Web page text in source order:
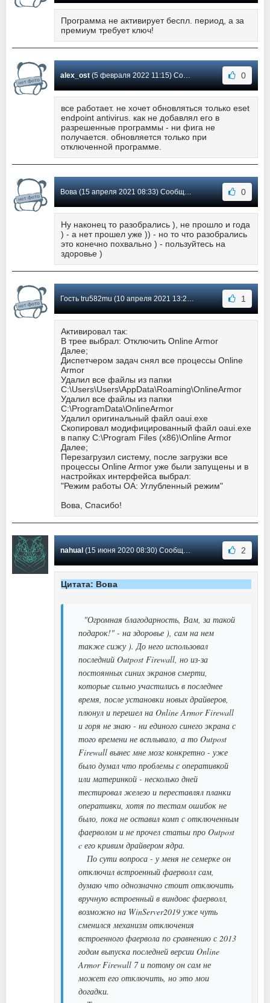
Программа не активирует беспл. период, а за
премиум требует ключ!
alex_ost(5 февраля 2022 11:15) Сообщение #107 0
все работает. не хочет обновляться только eset
endpoint antivirus. как не добавлял его в
разрешенные программы - ни фига не
получается. обновляется только при
отключенной программе.
Вова (15 апреля 2021 08:33) Сообщение #106 0
Ну наконец то разобрались ), не прошло и года
) - а нет прошел уже )) - но то что разобрались
это конечно похвально ) - пользуйтесь на
здоровье )
Гость tru582mu (10 апреля 2021 13:28) Сообщение #105 1
Активировал так:
В трее выбрал: Отключить Online Armor
Далее;
Диспетчером задач снял все процессы Online
Armor
Удалил все файлы из папки
C:\Users\Users\AppData\Roaming\OnlineArmor
Удалил все файлы из папки
C:\ProgramData\OnlineArmor
Удалил оригинальный файл oaui.exe
Скопировал модифицированный файл oaui.exe
в папку C:\Program Files (x86)\Online Armor
Далее;
Перезагрузил систему, после загрузки все
процессы Online Armor уже были запущены и в
настройках интерфейса выбрал:
"Режим работы OA: Углубленный режим"
Вова, Спасибо!
nahual (15 июня 2020 08:30) Сообщение #104 2
Цитата: Вова
"Огромная благодарность, Вам, за такой
подарок!" - на здоровье ), сам на нем
также сижу ). До него использовал
последний Outpost Firewall, но из-за
постоянных синих экранов смерти,
которые сильно участились в последнее
время, после установки новых драйверов,
плюнул и перешел на Online Armor Firewall
и горя не знаю - ни единого синего экрана с
того времени не всплывало, а то Outpost
Firewall вынес мне мозг конкретно - уже
было думал что проблемы с оперативкой
или материнкой - несколько дней
тестировал железо и переставлял планки
оперативки, хотя по тестам ошибок не
было, пока не оставил комп с отключенным
фаерволом и не прочел статьи про Outpost
c его кривим драйвером ядра.
По сути вопроса - у меня не семерке он
отключил встроенный фаерволл сам,
думаю что однозначно стоит отключить
вручную встроенный в виндовс фаерволл,
возможно на WinServer2019 уже чуть
сменился механизм отключения
встроенного фаервола по сравнению с 2013
годом выпуска последней версии Online
Armor Firewall 7 и потому он сам не
может его отключить, но это мои
догадки.